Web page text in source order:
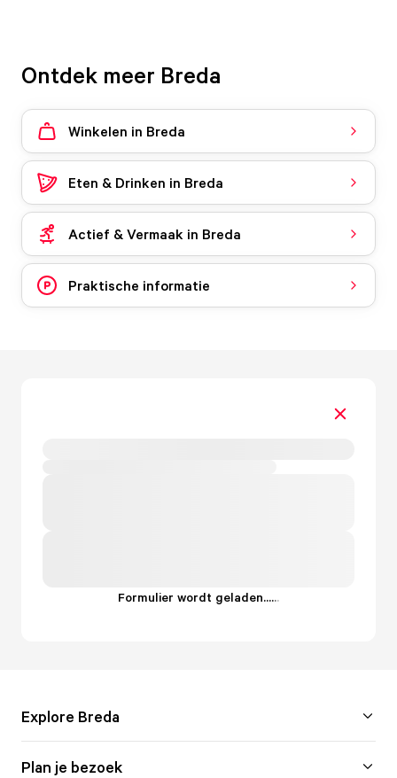
Ontdek meer Breda
Winkelen in Breda
Eten & Drinken in Breda
Actief & Vermaak in Breda
Praktische informatie
Formulier wordt geladen......
Explore Breda
Plan je bezoek